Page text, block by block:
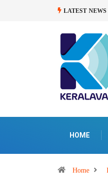
LATEST NEWS
മറിയം മേജർ ബസിലിക്കയുടെ
HOME
Home